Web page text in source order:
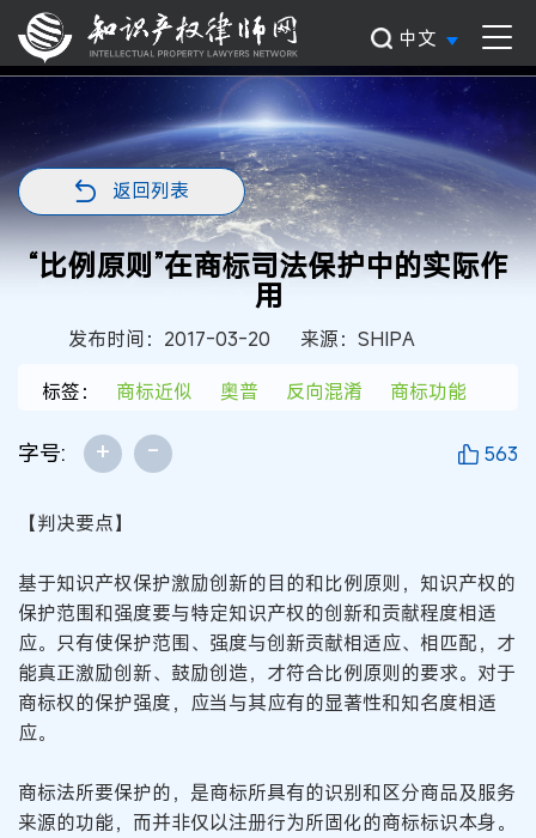
中文
返回列表
“比例原则”在商标司法保护中的实际作
用
发布时间：2017-03-20
来源：SHIPA
标签：
商标近似 奥普 反向混淆 商标功能
字号: + - 563
【判决要点】
基于知识产权保护激励创新的目的和比例原则，知识产权的
保护范围和强度要与特定知识产权的创新和贡献程度相适
应。只有使保护范围、强度与创新贡献相适应、相匹配，才
能真正激励创新、鼓励创造，才符合比例原则的要求。对于
商标权的保护强度，应当与其应有的显著性和知名度相适
应。
商标法所要保护的，是商标所具有的识别和区分商品及服务
来源的功能，而并非仅以注册行为所固化的商标标识本身。